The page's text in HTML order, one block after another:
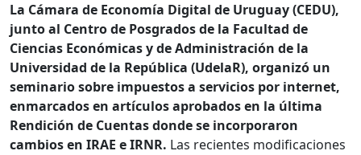
La Cámara de Economía Digital de Uruguay (CEDU),
junto al Centro de Posgrados de la Facultad de
Ciencias Económicas y de Administración de la
Universidad de la República (UdelaR), organizó un
seminario sobre impuestos a servicios por internet,
enmarcados en artículos aprobados en la última
Rendición de Cuentas donde se incorporaron
cambios en IRAE e IRNR. Las recientes modificaciones